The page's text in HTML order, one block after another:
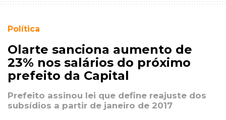
Política
Olarte sanciona aumento de
23% nos salários do próximo
prefeito da Capital
Prefeito assinou lei que define reajuste dos
subsídios a partir de janeiro de 2017